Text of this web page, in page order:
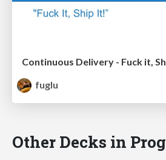
Continuous Delivery - Fuck it,
fuglu
Other Decks in